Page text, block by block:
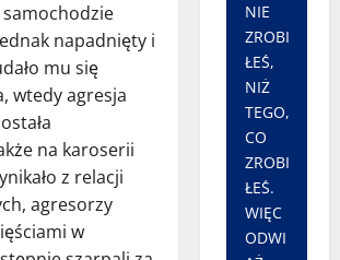
napadnięty i
mu się
wtedy agresja
na karoserii
z relacji
agresorzy
w
NIE
ZROBI
ŁEŚ,
NIŻ
TEGO,
CO
ZROBI
ŁEŚ.
WIĘC
ODWI